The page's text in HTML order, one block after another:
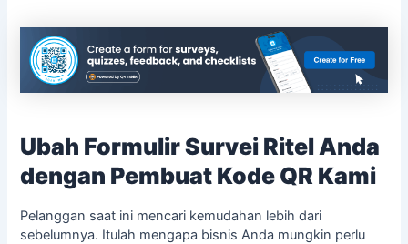
Ubah Formulir Survei Ritel Anda
dengan Pembuat Kode QR Kami
Pelanggan saat ini mencari kemudahan lebih dari
sebelumnya. Itulah mengapa bisnis Anda mungkin perlu